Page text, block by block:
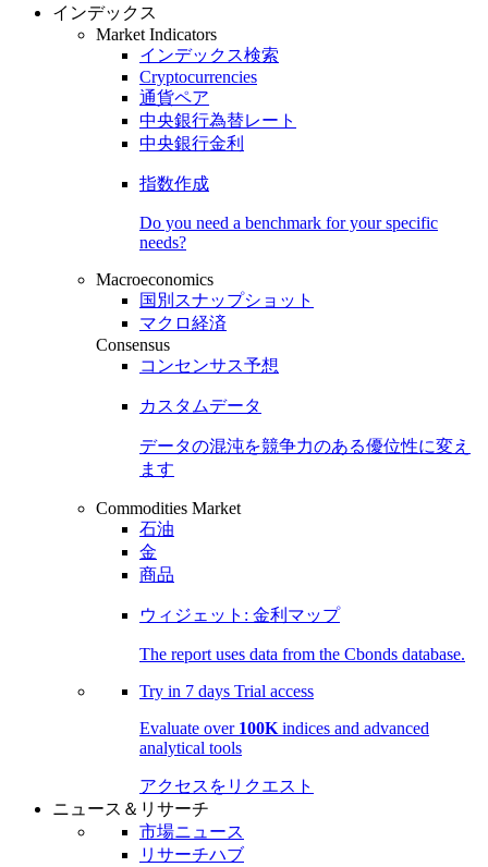
インデックス
Market Indicators
インデックス検索
Cryptocurrencies
通貨ペア
中央銀行為替レート
中央銀行金利
指数作成
Do you need a benchmark for your specific
needs?
Macroeconomics
国別スナップショット
マクロ経済
Consensus
コンセンサス予想
カスタムデータ
データの混沌を競争力のある優位性に変え
ます
Commodities Market
石油
金
商品
ウィジェット: 金利マップ
The report uses data from the Cbonds database.
Try in 7 days Trial access
Evaluate over 100K indices and advanced
analytical tools
アクセスをリクエスト
ニュース＆リサーチ
市場ニュース
リサーチハブ